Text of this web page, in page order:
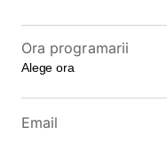
Ora programarii
Email